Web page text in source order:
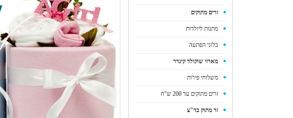
זרים מתוקים
מתנות ליולדות
בלוני הפתעה
מארזי שוקולד קינדר
משלוחי פירות
זרים מתוקים עד 200 ש"ח
זר מתוק בד"צ